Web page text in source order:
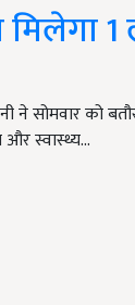
सोमवार को
स्वास्थ्य…